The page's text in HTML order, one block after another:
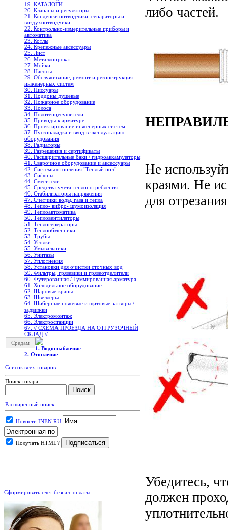
19. КАТАЛОГИ
20. Клапаны и регуляторы
21. Конденсатоотводчики, сепараторы и
воздухоотводчики
22. Контрольно-измерительные приборы и
автоматика
23. Котлы
24. Крепежные аксессуары
25. Лист
26. Металлопрокат
27. Мойки
28. Насосы
29. Обслуживание, ремонт и реконструкция
инженерных систем
30. Писсуары
31. Поддоны душевые
32. Пожарное оборудование
33. Полоса
34. Полотенцесушители
35. Приводы к арматуре
36. Проектирование инженерных систем
37. Пусконаладка и ввод в эксплуатацию
оборудования
38. Радиаторы
39. Разрешения и сертификаты
40. Расширительные баки / гидроаккамуляторы
41. Сварочное оборудование и аксессуары
42. Системы отопления "Теплый пол"
43. Сифоны
44. Смесители
45. Средства учета теплопотребления
46. Стабилизаторы напряжения
47. Счетчики воды, газа и тепла
48. Тепло- вибро- шумоизоляция
49. Теплоавтоматика
50. Тепловентиляторы
51. Теплогенераторы
52. Теплообменники
53. Трубы
54. Уголки
55. Умывальники
56. Унитазы
57. Уплотнения
58. Установки для очистки сточных вод
59. Фильтры, грязевики и грязеотделители
60. Футерованная / Гуммированная арматура
61. Холодильное oборудование
62. Шаровые краны
63. Швеллеры
64. Шиберные ножевые и щитовые затворы /
задвижки
65. Электромонтаж
66. Электростанции
67. // СХЕМА ПРОЕЗДА НА ОТГРУЗОЧНЫЙ
СКЛАД //
Средам
1. Водоснабжение
2. Отопление
Список всех товаров
Поиск товара
Расширенный поиск
Новости INEN.RU
Получать HTML?
Сформировать счет безнал. оплаты
либо частей.
Не
краями. Не
для
Убедитесь,
должен